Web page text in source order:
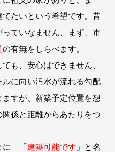
たいという希望です。昔
っていなません、まず、市
の有無をしらべます。
も、安心はできません、
に向い汚水が流れる勾配
すが、新築予定位置を想
関係と距離からあたりをつ
に 「 建築可能です 」と名